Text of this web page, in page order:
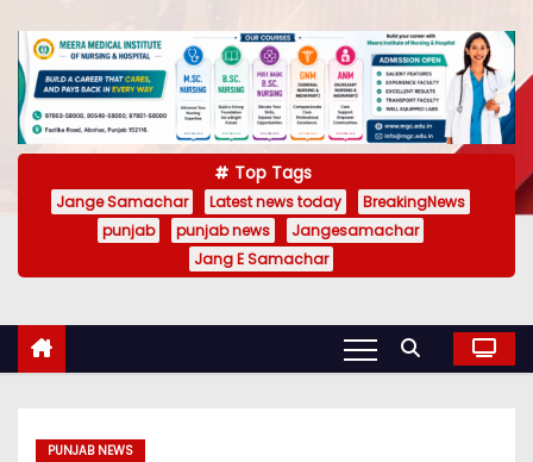
Top Tags
Jange Samachar Latest news today
BreakingNews
punjab
punjab news
Jangesamachar
Jang E Samachar
PUNJAB NEWS